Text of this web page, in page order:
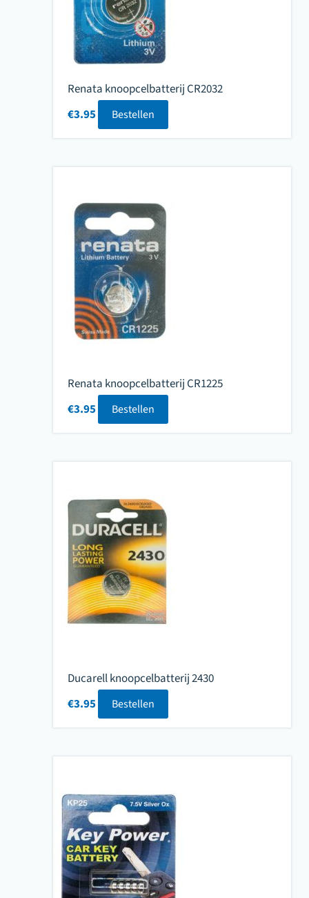
Renata knoopcelbatterij CR2032
€3.95 Bestellen
Renata knoopcelbatterij CR1225
€3.95 Bestellen
Ducarell knoopcelbatterij 2430
€3.95 Bestellen